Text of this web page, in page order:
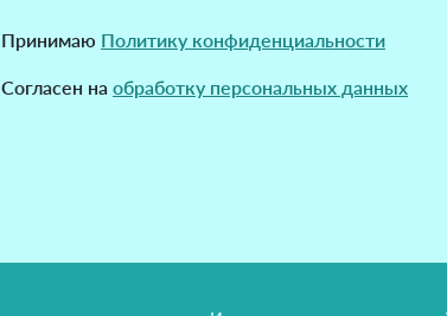
Принимаю Политику конфиденциальности
Согласен на обработку персональных данных